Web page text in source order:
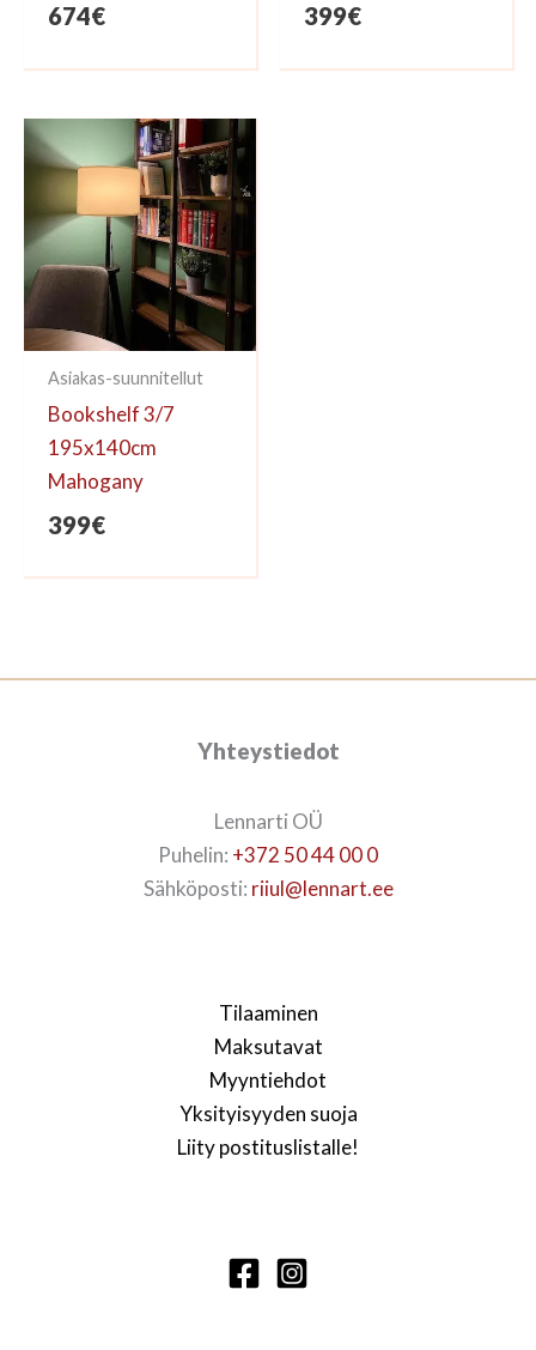
674€ 399€
Asiakas-suunnitellut
Bookshelf 3/7
195x140cm
Mahogany
399€
Yhteystiedot
Lennarti OÜ
Puhelin: +372 50 44 00 0
Sähköposti: riiul@lennart.ee
Tilaaminen
Maksutavat
Myyntiehdot
Yksityisyyden suoja
Liity postituslistalle!